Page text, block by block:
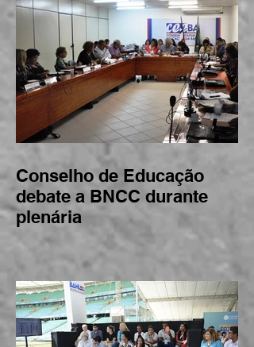
Conselho de Educação
debate a BNCC durante
plenária